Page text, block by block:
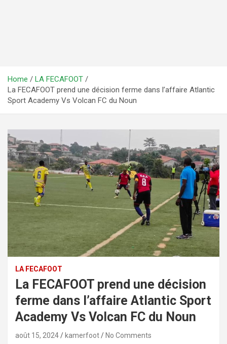
Home
LA FECAFOOT
La FECAFOOT prend une décision ferme dans l’affaire Atlantic
Sport Academy Vs Volcan FC du Noun
LA FECAFOOT
La FECAFOOT prend une décision
ferme dans l’affaire Atlantic Sport
Academy Vs Volcan FC du Noun
août 15, 2024 kamerfoot No Comments